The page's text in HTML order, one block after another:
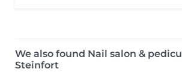
We also found Nail salon &
Steinfort